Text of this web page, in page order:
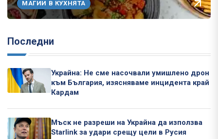
МАГИИ В КУХНЯТА
Последни
Украйна: Не сме насочвали умишлено дрон
към България, изясняваме инцидента край
Кардам
Мъск не разреши на Украйна да използва
Starlink за удари срещу цели в Русия